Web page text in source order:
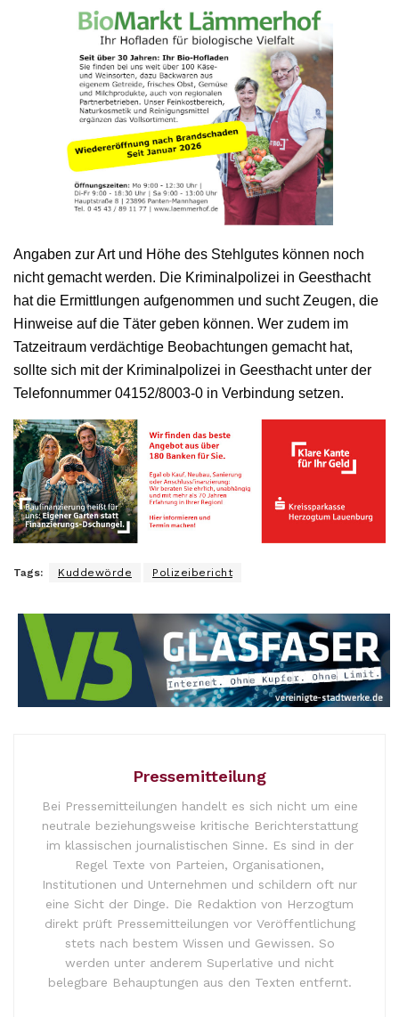
Angaben zur Art und Höhe des Stehlgutes können noch
nicht gemacht werden. Die Kriminalpolizei in Geesthacht
hat die Ermittlungen aufgenommen und sucht Zeugen, die
Hinweise auf die Täter geben können. Wer zudem im
Tatzeitraum verdächtige Beobachtungen gemacht hat,
sollte sich mit der Kriminalpolizei in Geesthacht unter der
Telefonnummer 04152/8003-0 in Verbindung setzen.
Tags: Kuddewörde Polizeibericht
Pressemitteilung
Bei Pressemitteilungen handelt es sich nicht um eine
neutrale beziehungsweise kritische Berichterstattung
im klassischen journalistischen Sinne. Es sind in der
Regel Texte von Parteien, Organisationen,
Institutionen und Unternehmen und schildern oft nur
eine Sicht der Dinge. Die Redaktion von Herzogtum
direkt prüft Pressemitteilungen vor Veröffentlichung
stets nach bestem Wissen und Gewissen. So
werden unter anderem Superlative und nicht
belegbare Behauptungen aus den Texten entfernt.